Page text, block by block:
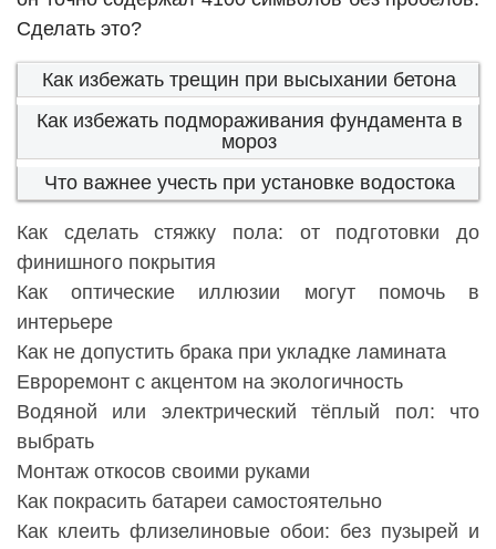
Сделать это?
Как избежать трещин при высыхании бетона
Как избежать подмораживания фундамента в
мороз
Что важнее учесть при установке водостока
Как сделать стяжку пола: от подготовки до
финишного покрытия
Как оптические иллюзии могут помочь в
интерьере
Как не допустить брака при укладке ламината
Евроремонт с акцентом на экологичность
Водяной или электрический тёплый пол: что
выбрать
Монтаж откосов своими руками
Как покрасить батареи самостоятельно
Как клеить флизелиновые обои: без пузырей и